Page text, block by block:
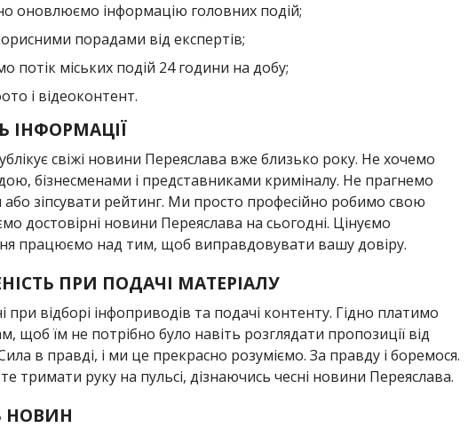
оновлюємо інформацію головних подій;
порадами від експертів;
потік міських подій 24 години на добу;
і відеоконтент.
ІНФОРМАЦІЇ
свіжі новини Переяслава вже близько року. Не хочемо
бізнесменами і представниками криміналу. Не прагнемо
або зіпсувати рейтинг. Ми просто професійно робимо свою
достовірні новини Переяслава на сьогодні. Цінуємо
працюємо над тим, щоб виправдовувати вашу довіру.
ПРИ ПОДАЧІ МАТЕРІАЛУ
відборі інфоприводів та подачі контенту. Гідно платимо
щоб їм не потрібно було навіть розглядати пропозиції від
в правді, і ми це прекрасно розуміємо. За правду і боремося.
тримати руку на пульсі, дізнаючись чесні новини Переяслава.
НОВИН